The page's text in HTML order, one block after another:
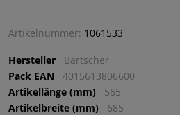
Artikelnummer: 1061533
Hersteller
Bartscher
Pack EAN
4015613806600
Artikellänge (mm)
565
Artikelbreite (mm)
685